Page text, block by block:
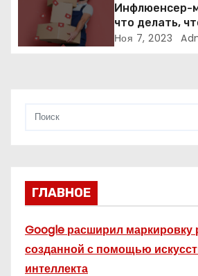
Инфлюенсер-
что делать,
блогеров
Ноя 7, 2023
ГЛАВНОЕ
Google расширил маркировку
созданной с помощью
интеллекта